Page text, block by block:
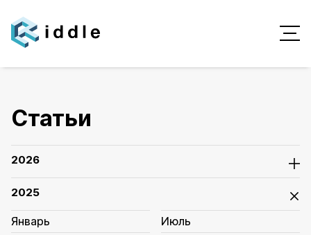
Статьи
2026
2025
Январь
Июль